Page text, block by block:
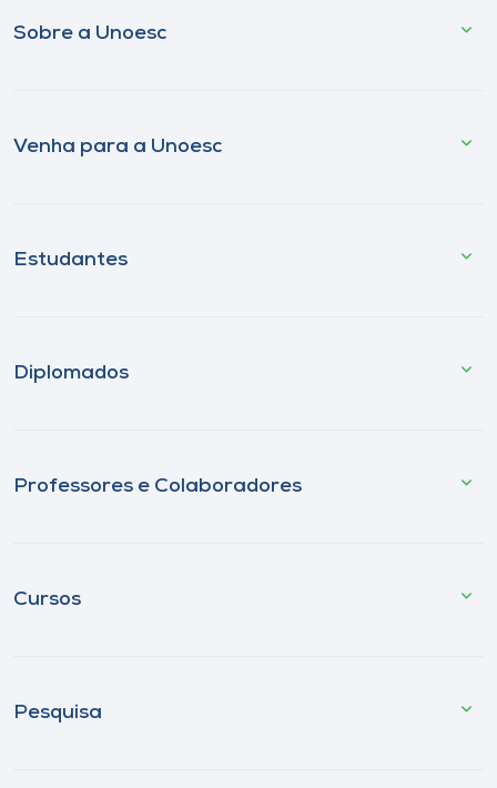
Sobre a Unoesc
Venha para a Unoesc
Estudantes
Diplomados
Professores e Colaboradores
Cursos
Pesquisa